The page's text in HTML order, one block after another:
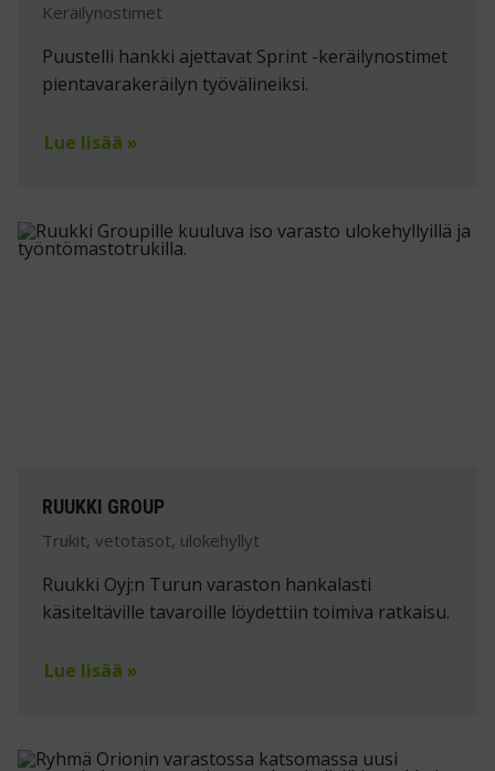
Keräilynostimet
Puustelli hankki ajettavat Sprint -keräilynostimet
pientavarakeräilyn työvälineiksi.
Lue lisää »
RUUKKI GROUP
Trukit, vetotasot, ulokehyllyt
Ruukki Oyj:n Turun varaston hankalasti
käsiteltäville tavaroille löydettiin toimiva ratkaisu.
Lue lisää »